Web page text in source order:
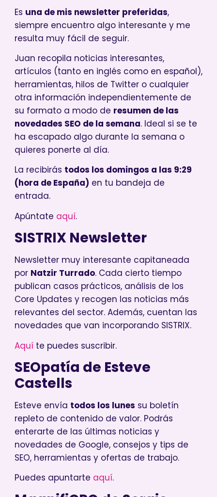
Es una de mis newsletter preferidas,
siempre encuentro algo interesante y me
resulta muy fácil de seguir.
Juan recopila noticias interesantes,
artículos (tanto en inglés como en español),
herramientas, hilos de Twitter o cualquier
otra información independientemente de
su formato a modo de resumen de las
novedades SEO de la semana. Ideal si se te
ha escapado algo durante la semana o
quieres ponerte al día.
La recibirás todos los domingos a las 9:29
(hora de España) en tu bandeja de
entrada.
Apúntate aquí.
SISTRIX Newsletter
Newsletter muy interesante capitaneada
por Natzir Turrado. Cada cierto tiempo
publican casos prácticos, análisis de los
Core Updates y recogen las noticias más
relevantes del sector. Además, cuentan las
novedades que van incorporando SISTRIX.
Aquí te puedes suscribir.
SEOpatía de Esteve
Castells
Esteve envía todos los lunes su boletín
repleto de contenido de valor. Podrás
enterarte de las últimas noticias y
novedades de Google, consejos y tips de
SEO, herramientas y ofertas de trabajo.
Puedes apuntarte aquí.